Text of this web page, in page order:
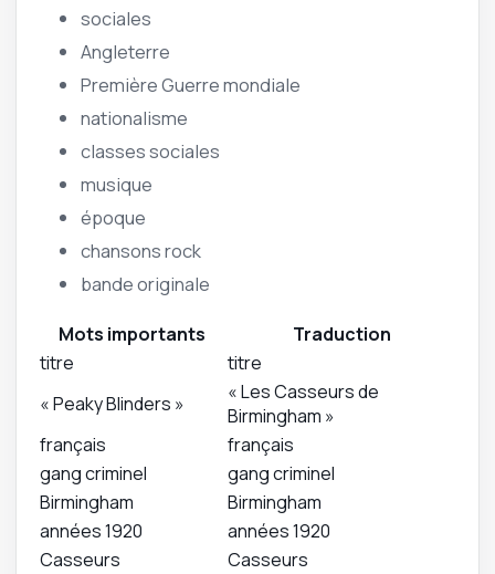
sociales
Angleterre
Première Guerre mondiale
nationalisme
classes sociales
musique
époque
chansons rock
bande originale
Mots importants
Traduction
titre
titre
« Peaky Blinders »
« Les Casseurs de
Birmingham »
français
français
gang criminel
gang criminel
Birmingham
Birmingham
années 1920
années 1920
Casseurs
Casseurs